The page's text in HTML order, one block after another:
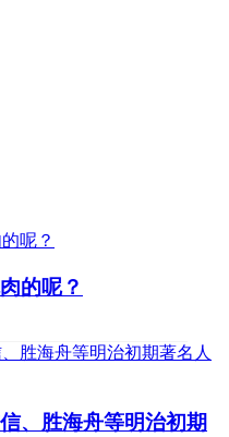
的呢？
、胜海舟等明治初期